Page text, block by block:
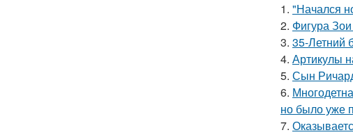
1. "Начался
2. Фигура
3. 35-Летний
4. Артикулы
5. Сын
6.
но было уже
7.